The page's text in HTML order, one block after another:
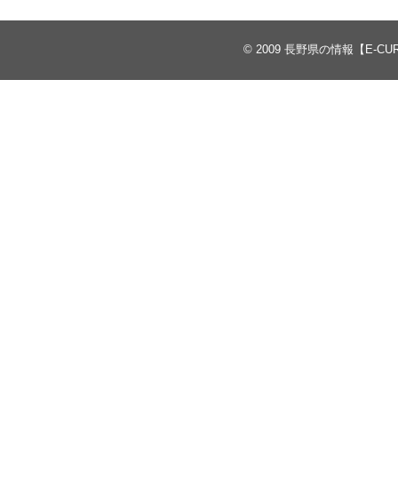
© 2009 長野県の情報【E-